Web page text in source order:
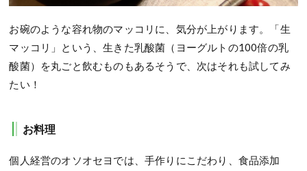
お碗のような容れ物のマッコリに、気分が上がります。「生
マッコリ」という、生きた乳酸菌（ヨーグルトの100倍の乳
酸菌）を丸ごと飲むものもあるそうで、次はそれも試してみ
たい！
お料理
個人経営のオソオセヨでは、手作りにこだわり、食品添加